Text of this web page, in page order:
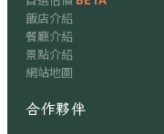
飯店介紹
餐廳介紹
景點介紹
網站地圖
合作夥伴